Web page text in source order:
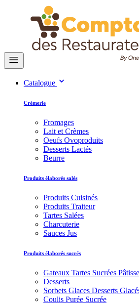
Catalogue
Crèmerie
Fromages
Lait et Crèmes
Oeufs Ovoproduits
Desserts Lactés
Beurre
Produits élaborés salés
Produits Cuisinés
Produits Traiteur
Tartes Salées
Charcuterie
Sauces Jus
Produits élaborés sucrés
Gateaux Tartes Sucrées
Desserts
Sorbets Glaces Desserts
Coulis Purée Sucrée